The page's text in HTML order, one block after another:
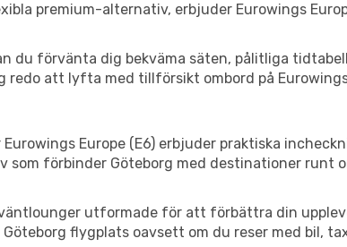
premium-alternativ, erbjuder Eurowings
du förvänta dig bekväma säten, pålitliga
att lyfta med tillförsikt ombord på
Europe (E6) erbjuder praktiska
förbinder Göteborg med destinationer runt
utformade för att förbättra din
flygplats oavsett om du reser med bil,